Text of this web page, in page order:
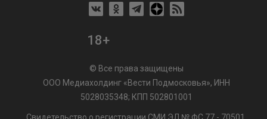
18+
© Все права защищены
ООО Медиахолдинг «Вести Подмосковья», ИНН
5028035348; КПП 502801001